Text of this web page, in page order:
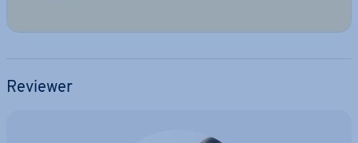
Reviewer